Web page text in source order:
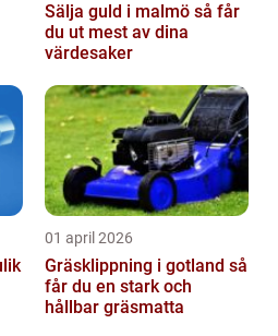
Sälja guld i malmö så får
du ut mest av dina
värdesaker
01 april 2026
Gräsklippning i gotland så
får du en stark och
hållbar gräsmatta